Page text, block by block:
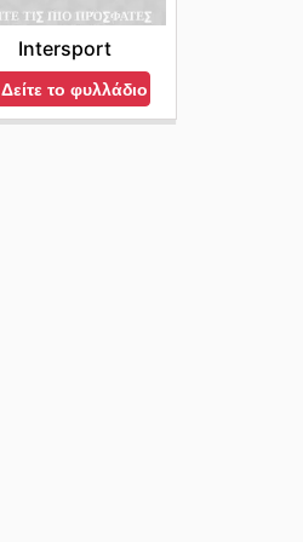
Intersport
Δείτε το φυλλάδιο